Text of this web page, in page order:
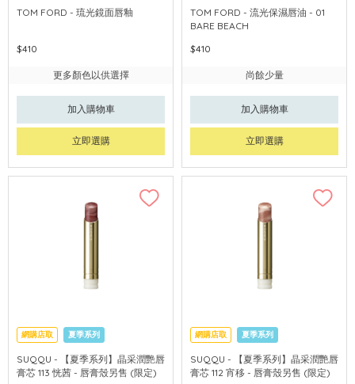
TOM FORD - 琉光鏡面唇釉
$410
更多顏色以供選擇
加入購物車
立即選購
TOM FORD - 流光保濕唇油 - 01
BARE BEACH
$410
尚餘少量
加入購物車
立即選購
網購店取 夏季系列
SUQQU - 【夏季系列】晶采潤艷唇
膏芯 113 恍茜 - 唇膏殼另售 (限定)
網購店取 夏季系列
SUQQU - 【夏季系列】晶采潤艷唇
膏芯 112 宵移 - 唇膏殼另售 (限定)